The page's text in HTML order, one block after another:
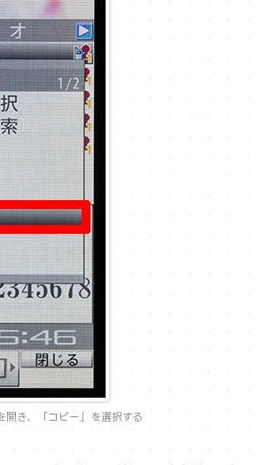
開き、「コピー」を選択する